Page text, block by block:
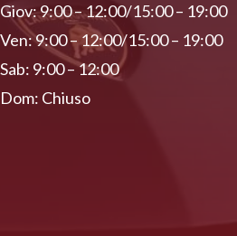
Giov: 9:00 – 12:00/15:00 – 19:00
Ven: 9:00 – 12:00/15:00 – 19:00
Sab: 9:00 – 12:00
Dom: Chiuso